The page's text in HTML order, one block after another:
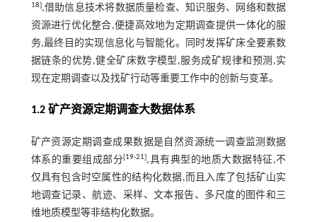
18],借助信息技术将数据质量检查、知识服务、网络和数据
资源进行优化整合,便捷高效地为定期调查提供一体化的服
务,最终目的实现信息化与智能化。同时发挥矿床全要素数
据链条的优势,健全矿床数字模型,服务成矿规律和预测,实
现在定期调查以及找矿行动等重要工作中的创新与变革。
1.2 矿产资源定期调查大数据体系
矿产资源定期调查成果数据是自然资源统一调查监测数据
体系的重要组成部分[19-21],具有典型的地质大数据特征,不
仅具有包含时空属性的结构化数据,而且入库了包括矿山实
地调查记录、航迹、采样、文本报告、多尺度的图件和三
维地质模型等非结构化数据。